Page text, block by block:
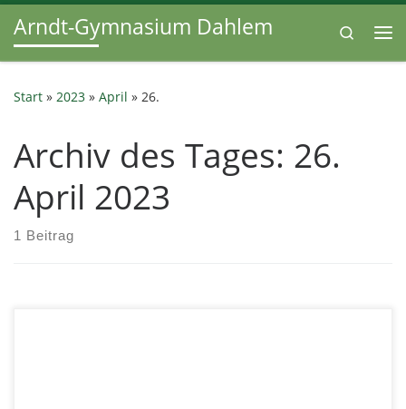
Zum Inhalt springen
Arndt-Gymnasium Dahlem
Search
Start » 2023 » April » 26.
Archiv des Tages: 26.
April 2023
1 Beitrag